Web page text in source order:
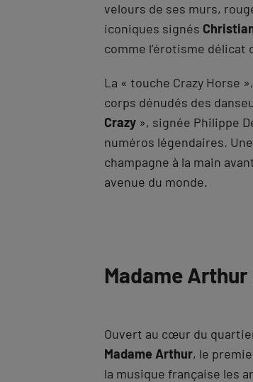
velours de ses murs,
iconiques signés
comme l’érotisme délicat
La « touche Crazy Horse
corps dénudés des
Crazy », signée Philippe
numéros légendaires.
champagne à la main
avenue du monde.
Madame
Ouvert au cœur du
Madame Arthur, le
la musique française les